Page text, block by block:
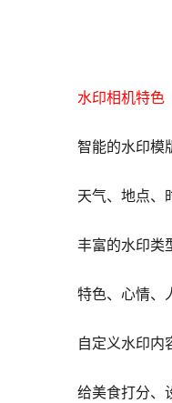
水印相机特色
智能的水印模
天气、地点、
丰富的水印类
特色、心情、
自定义水印内
给美食打分、